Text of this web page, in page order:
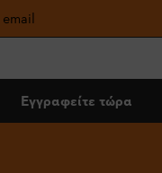
email
Εγγραφείτε τώρα